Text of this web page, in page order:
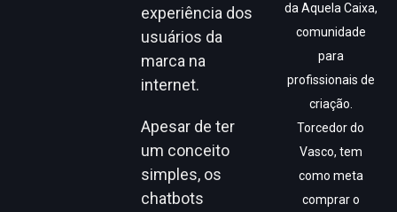
experiência dos
usuários da
marca na
internet.
Apesar de ter
um conceito
simples, os
chatbots
da Aquela Caixa,
comunidade
para
profissionais de
criação.
Torcedor do
Vasco, tem
como meta
comprar o